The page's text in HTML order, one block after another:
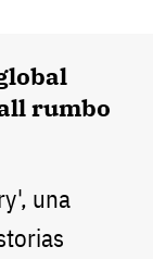
rumbo
una